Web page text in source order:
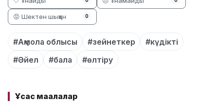
😡 Шектен шыққан 0
#Ақмола облысы #зейнеткер
#күдікті
#Әйел
#бала #өлтіру
Ұқсас мақалалар